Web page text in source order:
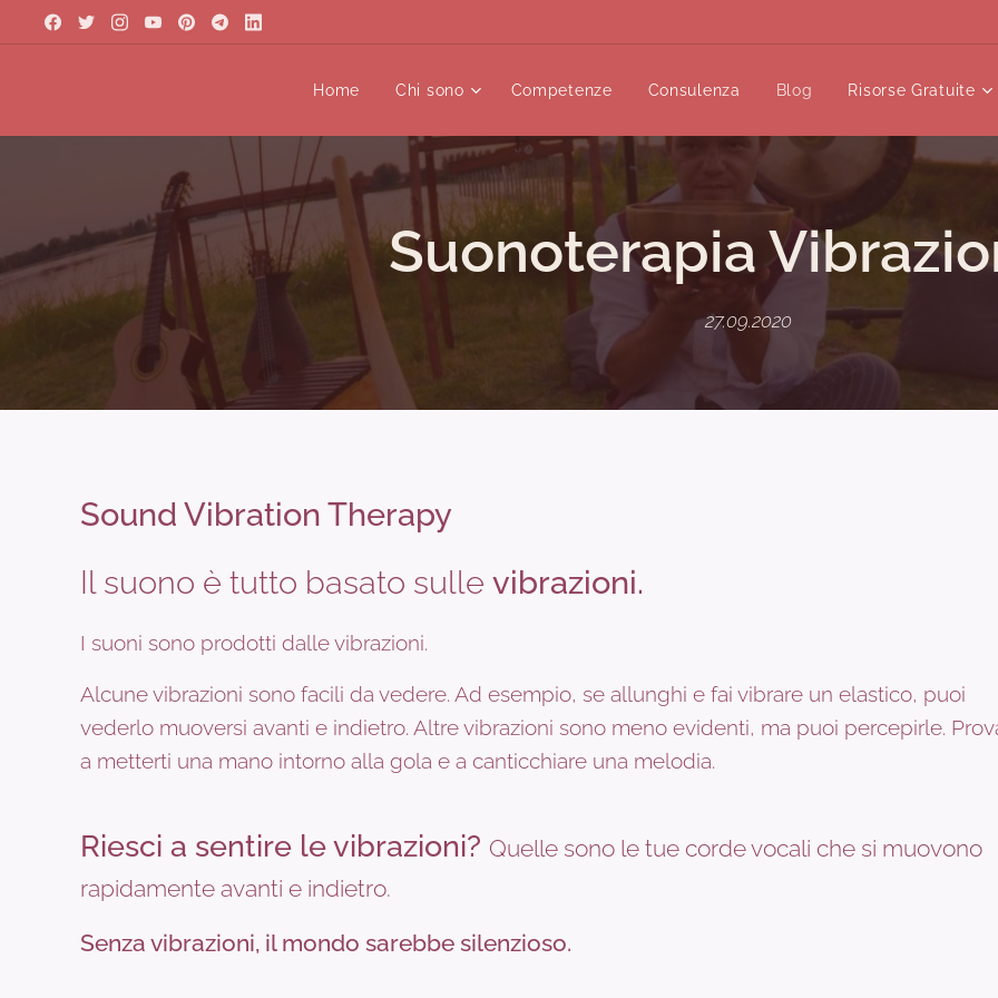
Home Chi sono Competenze Consulenza Blog Risorse Gratuite
Suonoterapia
27.09.2020
Sound Vibration Therapy
Il suono è tutto basato sulle vibrazioni.
I suoni sono prodotti dalle vibrazioni.
Alcune vibrazioni sono facili da vedere. Ad esempio, se allunghi e fai vibrare un elastico, puoi
vederlo muoversi avanti e indietro. Altre vibrazioni sono meno evidenti, ma puoi percepirle.
a metterti una mano intorno alla gola e a canticchiare una melodia.
Riesci a sentire le vibrazioni? Quelle sono le tue corde vocali che si muovono
rapidamente avanti e indietro.
Senza vibrazioni, il mondo sarebbe silenzioso.